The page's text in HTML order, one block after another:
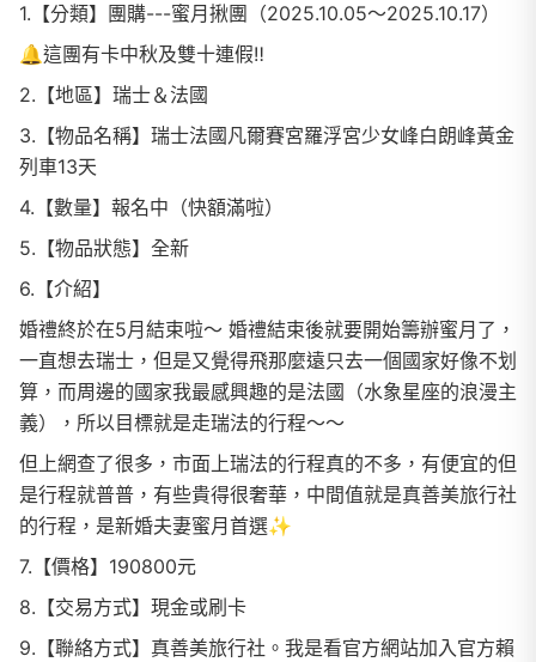
1.【分類】團購---蜜月揪團（2025.10.05～2025.10.17）
🔔這團有卡中秋及雙十連假‼️
2.【地區】瑞士＆法國
3.【物品名稱】瑞士法國凡爾賽宮羅浮宮少女峰白朗峰黃金
列車13天
4.【數量】報名中（快額滿啦）
5.【物品狀態】全新
6.【介紹】
婚禮終於在5月結束啦～ 婚禮結束後就要開始籌辦蜜月了，
一直想去瑞士，但是又覺得飛那麼遠只去一個國家好像不划
算，而周邊的國家我最感興趣的是法國（水象星座的浪漫主
義），所以目標就是走瑞法的行程～～
但上網查了很多，市面上瑞法的行程真的不多，有便宜的但
是行程就普普，有些貴得很奢華，中間值就是真善美旅行社
的行程，是新婚夫妻蜜月首選✨️
7.【價格】190800元
8.【交易方式】現金或刷卡
9.【聯絡方式】真善美旅行社。我是看官方網站加入官方賴